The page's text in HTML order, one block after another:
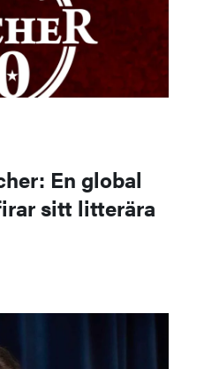
En global
sitt litterära